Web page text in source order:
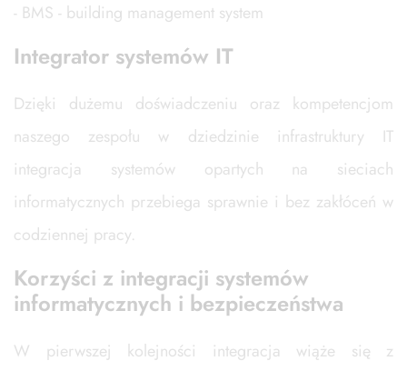
- BMS - building management system
Integrator systemów IT
Dzięki dużemu doświadczeniu oraz kompetencjom
naszego zespołu w dziedzinie infrastruktury IT
integracja systemów opartych na sieciach
informatycznych przebiega sprawnie i bez zakłóceń w
codziennej pracy.
Korzyści z integracji systemów
informatycznych i bezpieczeństwa
W pierwszej kolejności integracja wiąże się z